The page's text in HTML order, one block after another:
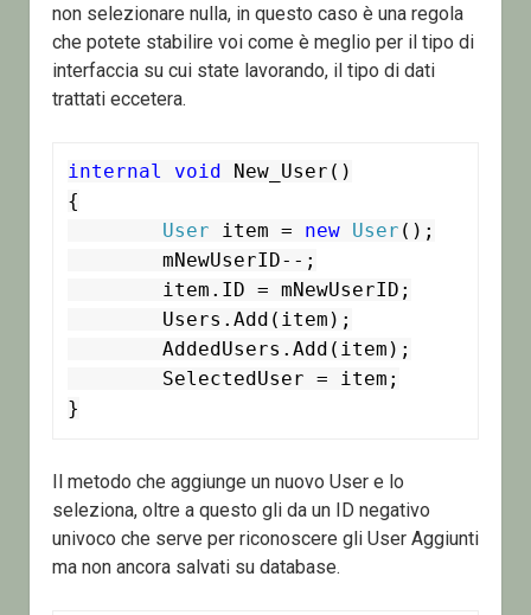
non selezionare nulla, in questo caso è una regola
che potete stabilire voi come è meglio per il tipo di
interfaccia su cui state lavorando, il tipo di dati
trattati eccetera.
internal void New_User()
{
User item = new User ();
}
Il metodo che aggiunge un nuovo User e lo
seleziona, oltre a questo gli da un ID negativo
univoco che serve per riconoscere gli User Aggiunti
ma non ancora salvati su database.